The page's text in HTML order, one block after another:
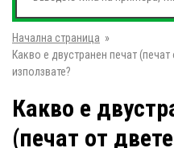
Начална страница »
Какво е двустранен печат
използвате?
Какво е
(печат от